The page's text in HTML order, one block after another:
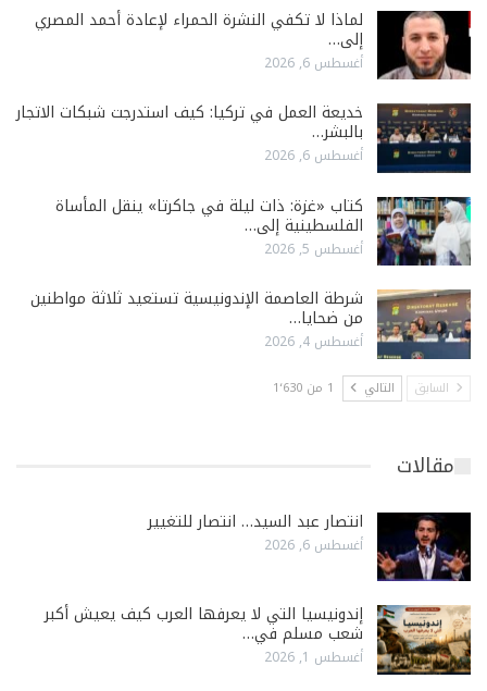
لماذا لا تكفي النشرة الحمراء لإعادة أحمد المصري
إلى…
أغسطس 6, 2026
خديعة العمل في تركيا: كيف استدرجت شبكات الاتجار
بالبشر…
أغسطس 6, 2026
كتاب «غزة: ذات ليلة في جاكرتا» ينقل المأساة
الفلسطينية إلى…
أغسطس 5, 2026
شرطة العاصمة الإندونيسية تستعيد ثلاثة مواطنين
من ضحايا…
أغسطس 4, 2026
السابق التالي 1 من 1٬630
مقالات
انتصار عبد السيد… انتصار للتغيير
أغسطس 6, 2026
إندونيسيا التي لا يعرفها العرب كيف يعيش أكبر
شعب مسلم في…
أغسطس 1, 2026